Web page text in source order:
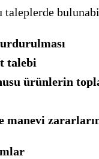
taleplerde
talebi
ürünlerin
manevi